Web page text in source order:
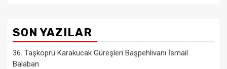
SON YAZILAR
36. Taşköprü Karakucak Güreşleri Başpehlivanı İsmail
Balaban